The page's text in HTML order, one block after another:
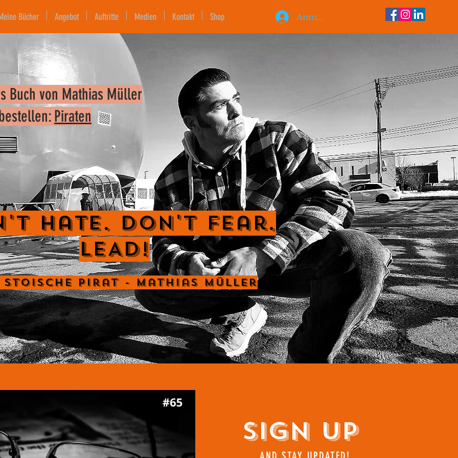
Anmelden
Buch von Mathias Müller
Piraten
Hate. Don't Fear.
LEAD!
Stoische Pirat - Mathias Müller
Sign Up
Bücher Angebot Auftritte Medien Kontakt Shop